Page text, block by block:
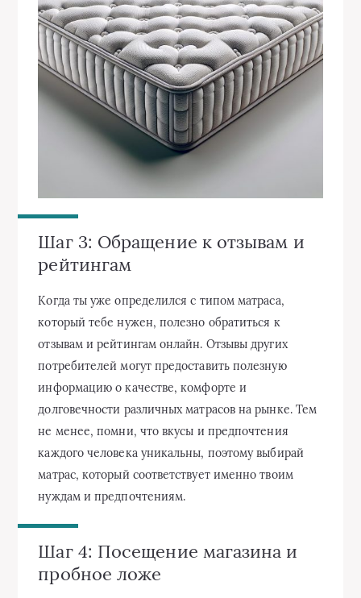
Шаг 3: Обращение к отзывам и
рейтингам
Когда ты уже определился с типом матраса,
который тебе нужен, полезно обратиться к
отзывам и рейтингам онлайн. Отзывы других
потребителей могут предоставить полезную
информацию о качестве, комфорте и
долговечности различных матрасов на рынке. Тем
не менее, помни, что вкусы и предпочтения
каждого человека уникальны, поэтому выбирай
матрас, который соответствует именно твоим
нуждам и предпочтениям.
Шаг 4: Посещение магазина и
пробное ложе